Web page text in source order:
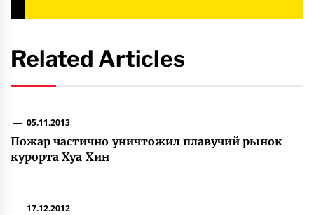
Related Articles
05.11.2013
Пожар частично уничтожил плавучий рынок
курорта Хуа Хин
17.12.2012